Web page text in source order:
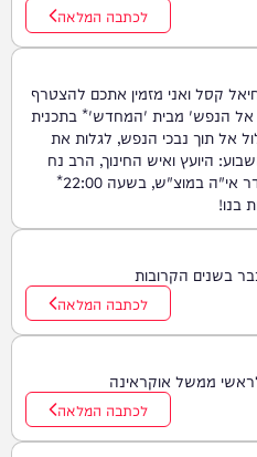
לכתבה המלאה
קסל ואני מזמין אתכם להצטרף
הנפש' מבית 'המחדש'* בתכנית
אל תוך נבכי הנפש, לגלות את
היועץ ואיש החינוך, הרב נח
פלאי*. מתי? *תכנית הבכורה תשודר אי"ה במוצ"ש, בשעה 22:00*
בנו!
בשנים הקרובות
לכתבה המלאה
ממשל אוקראינה
לכתבה המלאה